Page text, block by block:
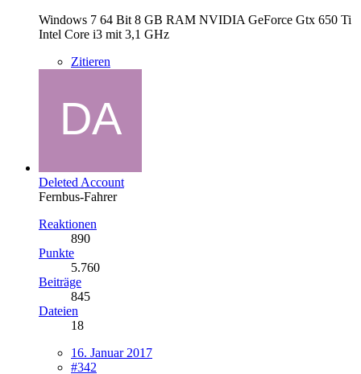
Windows 7 64 Bit 8 GB RAM NVIDIA GeForce Gtx 650 Ti
Intel Core i3 mit 3,1 GHz
Zitieren
Deleted Account
Fernbus-Fahrer
Reaktionen
890
Punkte
5.760
Beiträge
845
Dateien
18
16. Januar 2017
#342